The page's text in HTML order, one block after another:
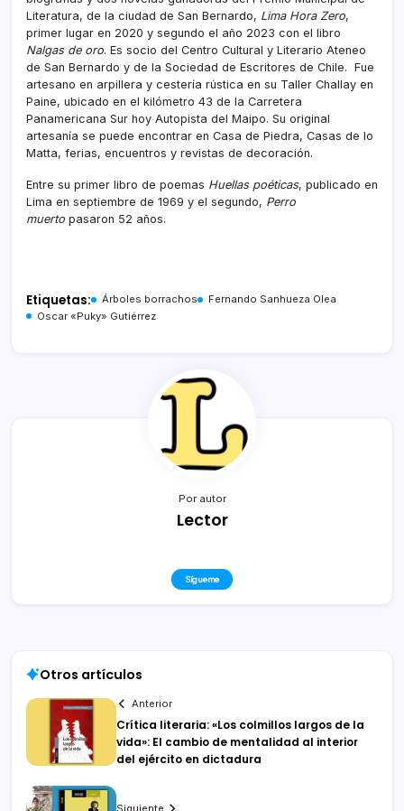
Literatura, de la ciudad de San Bernardo, Lima Hora Zero,
primer lugar en 2020 y segundo el año 2023 con el libro
Nalgas de oro. Es socio del Centro Cultural y Literario Ateneo
de San Bernardo y de la Sociedad de Escritores de Chile. Fue
artesano en arpillera y cestería rústica en su Taller Challay en
Paine, ubicado en el kilómetro 43 de la Carretera
Panamericana Sur hoy Autopista del Maipo. Su original
artesanía se puede encontrar en Casa de Piedra, Casas de lo
Matta, ferias, encuentros y revistas de decoración.
Entre su primer libro de poemas Huellas poéticas, publicado en
Lima en septiembre de 1969 y el segundo, Perro
muerto pasaron 52 años.
Etiquetas: Árboles borrachos
Fernando Sanhueza Olea
Oscar «Puky» Gutiérrez
Por autor
Lector
Sígueme
Otros artículos
Anterior
Crítica literaria: «Los colmillos largos de la
vida»: El cambio de mentalidad al interior
del ejército en dictadura
Siguiente